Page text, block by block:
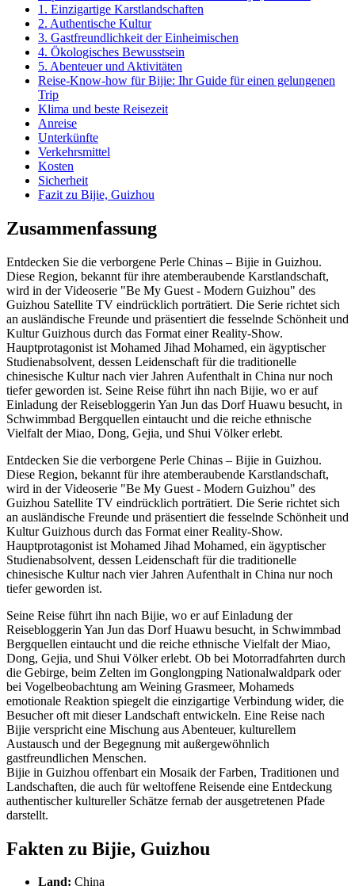
1. Einzigartige Karstlandschaften
2. Authentische Kultur
3. Gastfreundlichkeit der Einheimischen
4. Ökologisches Bewusstsein
5. Abenteuer und Aktivitäten
Reise-Know-how für Bijie: Ihr Guide für einen gelungenen
Trip
Klima und beste Reisezeit
Anreise
Unterkünfte
Verkehrsmittel
Kosten
Sicherheit
Fazit zu Bijie, Guizhou
Zusammenfassung
Entdecken Sie die verborgene Perle Chinas – Bijie in Guizhou.
Diese Region, bekannt für ihre atemberaubende Karstlandschaft,
wird in der Videoserie "Be My Guest - Modern Guizhou" des
Guizhou Satellite TV eindrücklich porträtiert. Die Serie richtet sich
an ausländische Freunde und präsentiert die fesselnde Schönheit und
Kultur Guizhous durch das Format einer Reality-Show.
Hauptprotagonist ist Mohamed Jihad Mohamed, ein ägyptischer
Studienabsolvent, dessen Leidenschaft für die traditionelle
chinesische Kultur nach vier Jahren Aufenthalt in China nur noch
tiefer geworden ist. Seine Reise führt ihn nach Bijie, wo er auf
Einladung der Reisebloggerin Yan Jun das Dorf Huawu besucht, in
Schwimmbad Bergquellen eintaucht und die reiche ethnische
Vielfalt der Miao, Dong, Gejia, und Shui Völker erlebt.
Entdecken Sie die verborgene Perle Chinas – Bijie in Guizhou.
Diese Region, bekannt für ihre atemberaubende Karstlandschaft,
wird in der Videoserie "Be My Guest - Modern Guizhou" des
Guizhou Satellite TV eindrücklich porträtiert. Die Serie richtet sich
an ausländische Freunde und präsentiert die fesselnde Schönheit und
Kultur Guizhous durch das Format einer Reality-Show.
Hauptprotagonist ist Mohamed Jihad Mohamed, ein ägyptischer
Studienabsolvent, dessen Leidenschaft für die traditionelle
chinesische Kultur nach vier Jahren Aufenthalt in China nur noch
tiefer geworden ist.
Seine Reise führt ihn nach Bijie, wo er auf Einladung der
Reisebloggerin Yan Jun das Dorf Huawu besucht, in Schwimmbad
Bergquellen eintaucht und die reiche ethnische Vielfalt der Miao,
Dong, Gejia, und Shui Völker erlebt. Ob bei Motorradfahrten durch
die Gebirge, beim Zelten im Gonglongping Nationalwaldpark oder
bei Vogelbeobachtung am Weining Grasmeer, Mohameds
emotionale Reaktion spiegelt die einzigartige Verbindung wider, die
Besucher oft mit dieser Landschaft entwickeln. Eine Reise nach
Bijie verspricht eine Mischung aus Abenteuer, kulturellem
Austausch und der Begegnung mit außergewöhnlich
gastfreundlichen Menschen.
Bijie in Guizhou offenbart ein Mosaik der Farben, Traditionen und
Landschaften, die auch für weltoffene Reisende eine Entdeckung
authentischer kultureller Schätze fernab der ausgetretenen Pfade
darstellt.
Fakten zu Bijie, Guizhou
Land: China